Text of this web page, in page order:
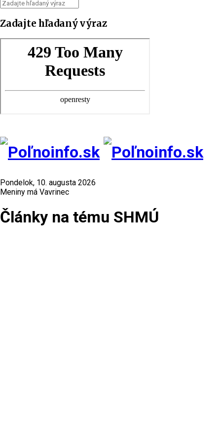
Zadajte hľadaný výraz
Pondelok, 10. augusta 2026
Meniny má Vavrinec
Články na tému SHMÚ